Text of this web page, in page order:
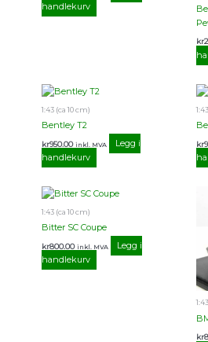
handlekurv
kr
1:43 (ca 10 cm)
Bentley T2
kr950.00 inkl. MVA
Legg i
handlekurv
kr
1:43 (ca 10 cm)
Bitter SC Coupe
kr800.00 inkl. MVA
Legg i
handlekurv
kr